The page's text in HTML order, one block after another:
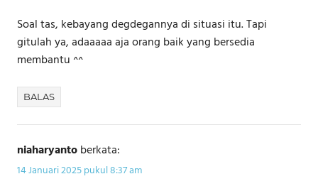
Soal tas, kebayang degdegannya di situasi itu. Tapi
gitulah ya, adaaaaa aja orang baik yang bersedia
membantu ^^
BALAS
niaharyantoberkata:
14 Januari 2025 pukul 8:37 am